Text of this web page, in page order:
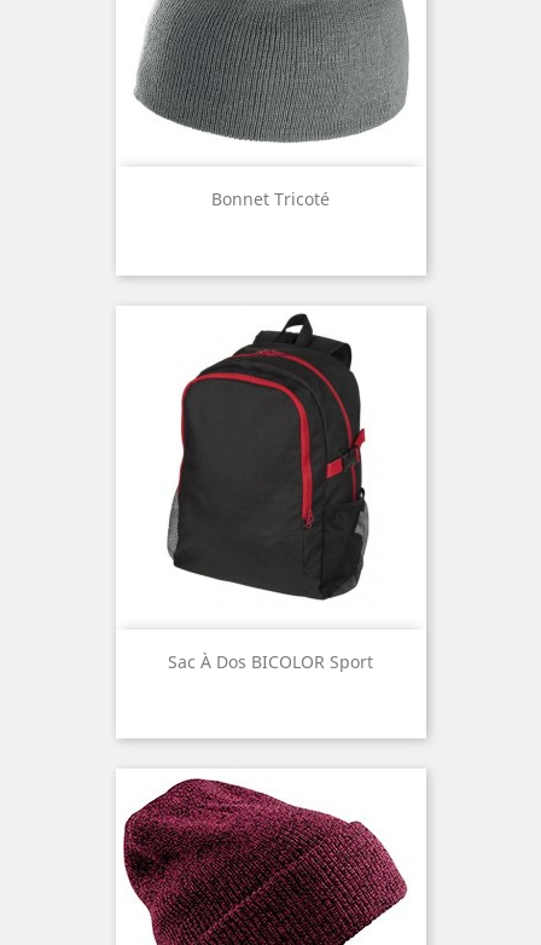
Bonnet Tricoté
Sac À Dos BICOLOR Sport